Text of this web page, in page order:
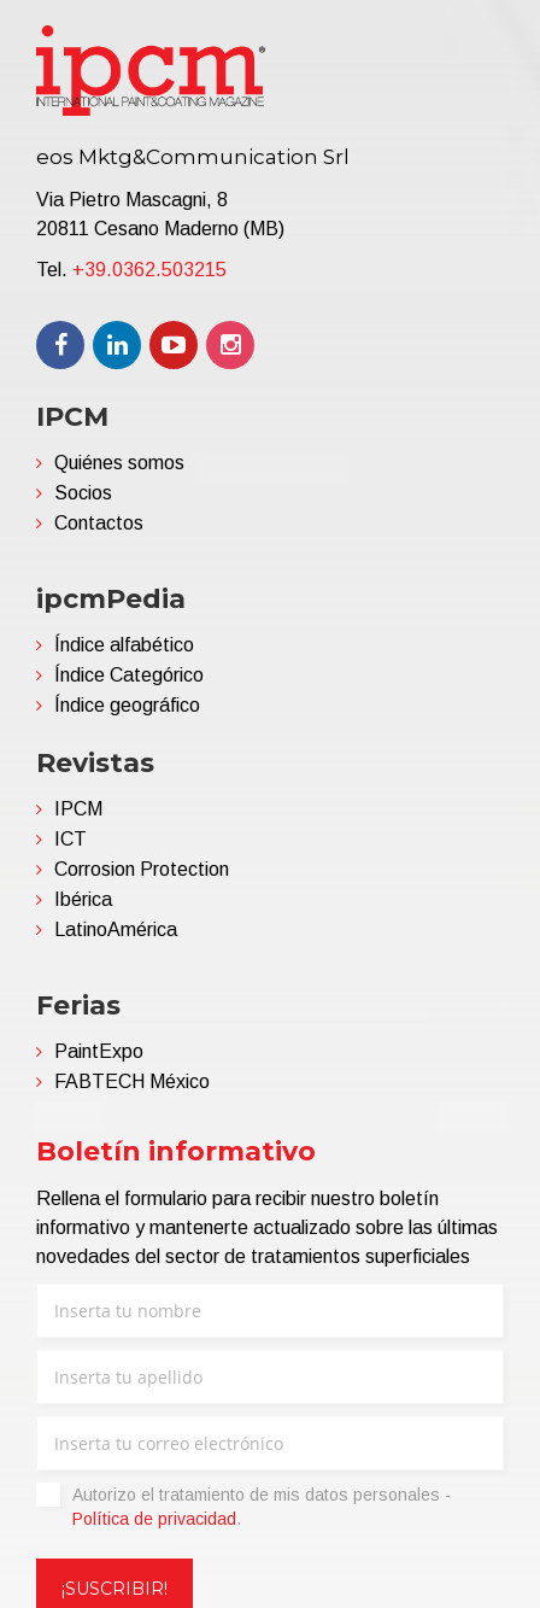
eos Mktg&Communication Srl
Via Pietro Mascagni, 8
20811 Cesano Maderno (MB)
Tel. +39.0362.503215
IPCM
Quiénes somos
Socios
Contactos
ipcmPedia
Índice alfabético
Índice Categórico
Índice geográfico
Revistas
IPCM
ICT
Corrosion Protection
Ibérica
LatinoAmérica
Ferias
PaintExpo
FABTECH México
Boletín informativo
Rellena el formulario para recibir nuestro boletín
informativo y mantenerte actualizado sobre las últimas
novedades del sector de tratamientos superficiales
Autorizo ​​el tratamiento de mis datos personales -
Política de privacidad .